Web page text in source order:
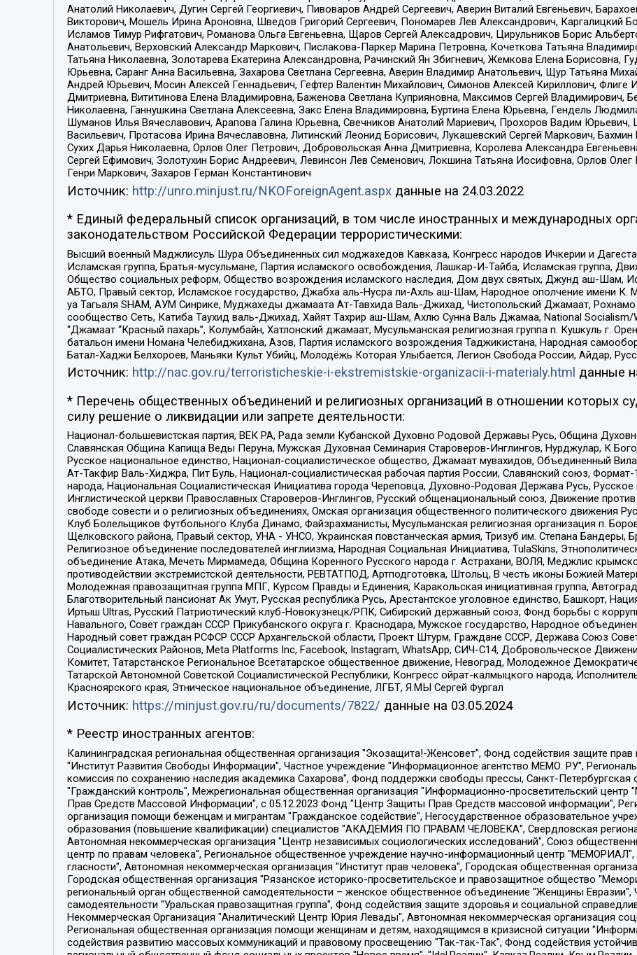
Анатолий Николаевич, Дугин Сергей Георгиевич, Пивоваров Андрей Сергеевич, Аверин Виталий Евгеньевич,
Викторович, Мошель Ирина Ароновна, Шведов Григорий Сергеевич, Пономарев Лев Александрович, Каргалицкий
Исламов Тимур Рифгатович, Романова Ольга Евгеньевна, Щаров Сергей Алексадрович, Цирульников Борис
Анатольевич, Верховский Александр Маркович, Пислакова-Паркер Марина Петровна, Кочеткова Татьяна
Татьяна Николаевна, Золотарева Екатерина Александровна, Рачинский Ян Збигневич, Жемкова Елена Борисовна,
Юрьевна, Саранг Анна Васильевна, Захарова Светлана Сергеевна, Аверин Владимир Анатольевич, Щур Татьяна
Андрей Юрьевич, Мосин Алексей Геннадьевич, Гефтер Валентин Михайлович, Симонов Алексей Кириллович, Флиге
Дмитриевна, Вититинова Елена Владимировна, Баженова Светлана Куприяновна, Максимов Сергей Владимирович,
Николаевна, Ганнушкина Светлана Алексеевна, Закс Елена Владимировна, Буртина Елена Юрьевна, Гендель
Шуманов Илья Вячеславович, Арапова Галина Юрьевна, Свечников Анатолий Мариевич, Прохоров Вадим Юрьевич,
Васильевич, Протасова Ирина Вячеславовна, Литинский Леонид Борисович, Лукашевский Сергей Маркович,
Сухих Дарья Николаевна, Орлов Олег Петрович, Добровольская Анна Дмитриевна, Королева Александра
Сергей Ефимович, Золотухин Борис Андреевич, Левинсон Лев Семенович, Локшина Татьяна Иосифовна, Орлов
Генри Маркович, Захаров Герман Константинович
Источник: http://unro.minjust.ru/NKOForeignAgent.aspxданные на 24.03.2022
* Единый федеральный список организаций, в том числе иностранных и международных
законодательством Российской Федерации террористическими:
Высший военный Маджлисуль Шура Объединенных сил моджахедов Кавказа, Конгресс народов Ичкерии и
Исламская группа, Братья-мусульмане, Партия исламского освобождения, Лашкар-И-Тайба, Исламская группа,
Общество социальных реформ, Общество возрождения исламского наследия, Дом двух святых, Джунд аш-Шам,
АБТО, Правый сектор, Исламское государство, Джабха аль-Нусра ли-Ахль аш-Шам, Народное ополчение имени К.
уа Тагьаля SHAM, АУМ Синрике, Муджахеды джамаата Ат-Тавхида Валь-Джихад, Чистопольский Джамаат, Рохнамо
сообщество Сеть, Катиба Таухид валь-Джихад, Хайят Тахрир аш-Шам, Ахлю Сунна Валь Джамаа, National Socialism/
“Джамаат “Красный пахарь”, Колумбайн, Хатлонский джамаат, Мусульманская религиозная группа п. Кушкуль г.
батальон имени Номана Челебиджихана, Азов, Партия исламского возрождения Таджикистана, Народная
Батал-Хаджи Белхороев, Маньяки Культ Убийц, Молодёжь Которая Улыбается, Легион Свобода России, Айдар,
Источник: http://nac.gov.ru/terroristicheskie-i-ekstremistskie-organizacii-i-materialy.html данные
* Перечень общественных объединений и религиозных организаций в отношении которых
силу решение о ликвидации или запрете деятельности:
Национал-большевистская партия, ВЕК РА, Рада земли Кубанской Духовно Родовой Державы Русь, Община
Славянская Община Капища Веды Перуна, Мужская Духовная Семинария Староверов-Инглингов, Нурджулар, К
Русское национальное единство, Национал-социалистическое общество, Джамаат мувахидов, Объединенный
Ат-Такфир Валь-Хиджра, Пит Буль, Национал-социалистическая рабочая партия России, Славянский союз,
народа, Национальная Социалистическая Инициатива города Череповца, Духовно-Родовая Держава Русь,
Инглистической церкви Православных Староверов-Инглингов, Русский общенациональный союз, Движение
свободе совести и о религиозных объединениях, Омская организация общественного политического движения
Клуб Болельщиков Футбольного Клуба Динамо, Файзрахманисты, Мусульманская религиозная организация п.
Щелковского района, Правый сектор, УНА - УНСО, Украинская повстанческая армия, Тризуб им. Степана Бандеры,
Религиозное объединение последователей инглиизма, Народная Социальная Инициатива, TulaSkins,
объединение Атака, Мечеть Мирмамеда, Община Коренного Русского народа г. Астрахани, ВОЛЯ, Меджлис
противодействии экстремистской деятельности, РЕВТАТПОД, Артподготовка, Штольц, В честь иконы Божией
Молодежная правозащитная группа МПГ, Курсом Правды и Единения, Каракольская инициативная группа,
Благотворительный пансионат Ак Умут, Русская республика Русь, Арестантское уголовное единство, Башкорт,
Иртыш Ultras, Русский Патриотический клуб-Новокузнецк/РПК, Сибирский державный союз, Фонд борьбы с
Навального, Совет граждан СССР Прикубанского округа г. Краснодара, Мужское государство, Народное
Народный совет граждан РСФСР СССР Архангельской области, Проект Штурм, Граждане СССР, Держава Союз
Социалистических Районов, Meta Platforms Inc, Facebook, Instagram, WhatsApp, СИЧ-С14, Добровольческое
Комитет, Татарстанское Региональное Всетатарское общественное движение, Невоград, Молодежное
Татарской Автономной Советской Социалистической Республики, Конгресс ойрат-калмыцкого народа,
Красноярского края, Этническое национальное объединение, ЛГБТ, Я.МЫ Сергей Фургал
Источник: https://minjust.gov.ru/ru/documents/7822/ данные на 03.05.2024
* Реестр иностранных агентов:
Калининградская региональная общественная организация "Экозащита!-Женсовет", Фонд содействия защите прав и свобод граждан "Общественный вердикт", Фонд "Институт Развития Свободы Информации", Частное учреждение "Информационное агентство МЕМО. РУ", Региональная общественная организация "Общественная комиссия по сохранению наследия академика Сахарова", Фонд поддержки свободы прессы, Санкт-Петербургская общественная правозащитная организация "Гражданский контроль", Межрегиональная общественная организация "Информационно-просветительский центр "Мемориал", Региональный Фонд "Центр Защиты Прав Средств Массовой Информации", с 05.12.2023 Фонд "Центр Защиты Прав Средств массовой информации", Региональная общественная благотворительная организация помощи беженцам и мигрантам "Гражданское содействие", Негосударственное образовательное учреждение дополнительного профессионального образования (повышение квалификации) специалистов "АКАДЕМИЯ ПО ПРАВАМ ЧЕЛОВЕКА", Свердловская региональная общественная организация "Сутяжник", Автономная некоммерческая организация "Центр независимых социологических исследований", Союз общественных объединений "Российский исследовательский центр по правам человека", Региональное общественное учреждение научно-информационный центр "МЕМОРИАЛ", Некоммерческая организация "Фонд защиты гласности", Автономная некоммерческая организация "Институт прав человека", Городская общественная организация "Екатеринбургское общество "МЕМОРИАЛ", Городская общественная организация "Рязанское историко-просветительское и правозащитное общество "Мемориал" (Рязанский Мемориал), Челябинский региональный орган общественной самодеятельности – женское общественное объединение "Женщины Евразии", Челябинский региональный орган общественной самодеятельности "Уральская правозащитная группа", Фонд содействия защите здоровья и социальной справедливости имени Андрея Рылькова, Автономная Некоммерческая Организация "Аналитический Центр Юрия Левады", Автономная некоммерческая организация социальной поддержки населения "Проект Апрель", Региональная общественная организация помощи женщинам и детям, находящимся в кризисной ситуации "Информационно-методический центр "Анна", Фонд содействия развитию массовых коммуникаций и правовому просвещению "Так-так-Так", Фонд содействия устойчивому развитию "Серебряная тайга", Свердловский региональный общественный фонд социальных проектов "Новое время", "Idel.Реалии", Кавказ.Реалии, Крым.Реалии, Телеканал Настоящее Время, Татаро-башкирская служба Радио Свобода (Azatliq Radiosi), Радио Свободная Европа/Радио Свобода (PCE/PC), "Сибирь.Реалии", "Фактограф", Благотворительный фонд помощи осужденным и их семьям, Автономная некоммерческая организация "Институт глобализации и социальных движений", Фонд "В защиту прав заключенных", Частное учреждение "Центр поддержки и содействия развитию средств массовой информации", Пензенский региональный общественный благотворительный фонд "Гражданский союз", "Север.Реалии", Некоммерческая организация Фонд "Правовая инициатива", Общество с ограниченной ответственностью "Радио Свободная Европа/Радио Свобода", Чешское информационное агентство "MEDIUM-ORIENT", Красноярская региональная общественная организация "Мы против СПИДа", Камалягин Денис Николаевич, Маркелов Сергей Евгеньевич, Пономарев Лев Александрович, Савицкая Людмила Алексеевна, Автономная некоммерческая организация "Центр по работе с проблемой насилия "НАСИЛИЮ.НЕТ", Межрегиональный профессиональный союз работников здравоохранения "Альянс врачей", Юридическое лицо, зарегистрированное в Латвийской Республике, SIA "Medusa Project" (регистрационный номер 40103797863, дата регистрации 10.06.2014), Некоммерческая организация "Фонд по борьбе с коррупцией", Автономная некоммерческая организация "Институт права и публичной политики", Баданин Роман Сергеевич, Гликин Максим Александрович, Железнова Мария Михайловна, Лукьянова Юлия Сергеевна, Маетная Елизавета Витальевна, Маняхин Петр Борисович, Чуракова Ольга Владимировна, Ярош Юлия Петровна, Юридическое лицо "The Insider SIA", зарегистрированное в Риге, Латвийская Республика (дата регистрации 26.06.2015), являющееся администратором доменного имени интернет-издания "The Insider SIA", https://theins.ru, Постернак Алексей Евгеньевич, Рубин Михаил Аркадьевич, Анин Роман Александрович, Юридическое лицо Istories fonds, зарегистрированное в Латвийской Республике (регистрационный номер 50008295751, дата регистрации 24.02.2020), Великовский Дмитрий Александрович, Долинина Ирина Николаевна, Мароховская Алеся Алексеевна, Шлейнов Роман Юрьевич, Шмагун Олеся Валентиновна, Общество с ограниченной ответственностью "Альтаир 2021", Общество с ограниченной ответственностью "Вега 2021", Общество с ограниченной ответственностью "Главный редактор 2021", Общество с ограниченной ответственностью "Ромашки монолит", Важенков Артем Валерьевич, Ивановская областная общественная организация "Центр гендерных исследований", Гурман Юрий Альбертович, Медиапроект "ОВД-Инфо", Егоров Владимир Владимирович, Жилинский Владимир Александрович, Общество с ограниченной ответственностью "ЗП", Иванова София Юрьевна, Карезина Инна Павловна, Кильтау Екатерина Викторовна, Петров Алексей Викторович, Пискунов Сергей Евгеньевич, Смирнов Сергей Сергеевич, Тихонов Михаил Сергеевич, Общество с ограниченной ответственностью "ЖУРНАЛИСТ-ИНОСТРАННЫЙ АГЕНТ", Арапова Галина Юрьевна, Вольтская Татьяна Анатольевна, Американская компания "Mason G.E.S. Anonymous Foundation" (США), являющаяся владельцем интернет-издания https://mnews.world/, Компания "Stichting Bellingcat", зарегистрированная в Нидерландах (дата регистрации 11.07.2018), Захаров Андрей Вячеславович, Клепиковская Екатерина Дмитриевна, Общество с ограниченной ответственностью "МЕМО", Перл Роман Александрович, Симонов Евгений Алексеевич, Соловьева Елена Анатольевна, Сотников Даниил Владимирович, Сурначева Елизавета Дмитриевна, Автономная некоммерческая организация по защите прав человека и информированию населения "Якутия – Наше Мнение", Общество с ограниченной ответственностью "Москоу диджитал медиа", с 26.01.2023 Общество с ограниченной ответственностью "Чайка Белые сады", Ветошкина Валерия Валерьевна, Заговора Максим Александрович, Межрегиональное общественное движение "Российская ЛГБТ - сеть", Оленичев Максим Владимирович, Павлов Иван Юрьевич, Скворцова Елена Сергеевна, Общество с ограниченной ответственностью "Как бы инагент", Кочетков Игорь Викторович, Общество с ограниченной ответственностью "Честные выборы", Еланчик Олег Александрович, Общество с ограниченной ответственностью "Нобелевский призыв", Гималова Регина Эмилевна, Григорьев Андрей Валерьевич, Григорьева Алина Александровна, Ассоциация по содействию защите прав призывников, альтернативнослужащих и военнослужащих "Правозащитная группа "Гражданин.Армия.Право", Хисамова Регина Фаритовна, Автономная некоммерческая организация по реализации социально-правовых программ